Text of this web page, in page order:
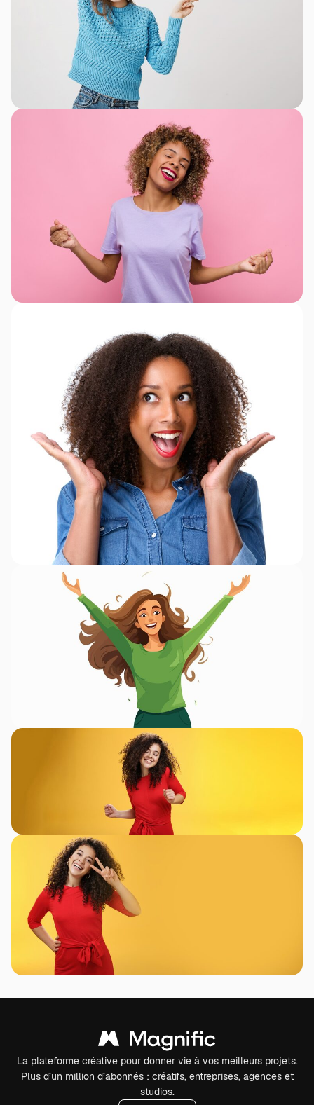
La plateforme créative pour donner vie à vos meilleurs projets.
Plus d’un million d’abonnés : créatifs, entreprises, agences et
studios.